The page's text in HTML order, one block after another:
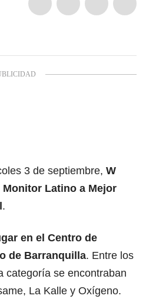
3 de septiembre, W
Latino a Mejor
.
en el Centro de
de Barranquilla. Entre los
categoría se encontraban
La Kalle y Oxígeno.